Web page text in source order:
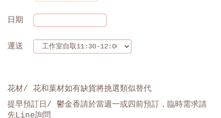
日期
運送
花材/ 花和葉材如有缺貨將挑選類似替代
提早預訂日 / 鬱金香請於當週一或四前預訂，臨時需求請
先Line詢問